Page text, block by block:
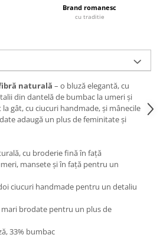
Brand romanesc
cu traditie
naturală – o bluză elegantă, cu
din dantelă de bumbac la umeri și
gât, cu ciucuri handmade, și mânecile
adaugă un plus de feminitate și
cu broderie fină în față
mansete și în față pentru un
ciucuri handmade pentru un detaliu
brodate pentru un plus de
33% bumbac